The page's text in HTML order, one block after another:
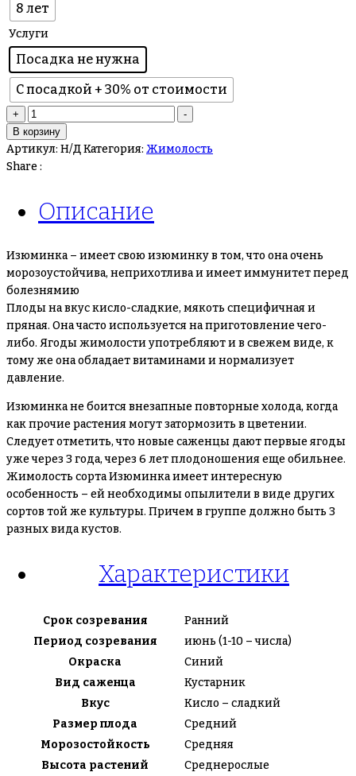
8 лет
Услуги
Посадка не нужна
С посадкой + 30% от стоимости
+
Количество
товара
Жимолость
Изюминка
-
В корзину
Артикул: Н/ДКатегория: Жимолость
Share :
Описание
Изюминка – имеет свою изюминку в том, что она очень
морозоустойчива, неприхотлива и имеет иммунитет перед
болезнямию
Плоды на вкус кисло-сладкие, мякоть специфичная и
пряная. Она часто используется на приготовление чего-
либо. Ягоды жимолости употребляют и в свежем виде, к
тому же она обладает витаминами и нормализует
давление.
Изюминка не боится внезапные повторные холода, когда
как прочие растения могут затормозить в цветении.
Следует отметить, что новые саженцы дают первые ягоды
уже через 3 года, через 6 лет плодоношения еще обильнее.
Жимолость сорта Изюминка имеет интересную
особенность – ей необходимы опылители в виде других
сортов той же культуры. Причем в группе должно быть 3
разных вида кустов.
Характеристики
Срок созревания
Ранний
Период созревания
июнь (1-10 – числа)
Окраска
Синий
Вид саженца
Кустарник
Вкус
Кисло – сладкий
Размер плода
Средний
Морозостойкость
Средняя
Высота растений
Среднерослые